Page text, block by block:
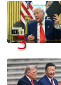
3